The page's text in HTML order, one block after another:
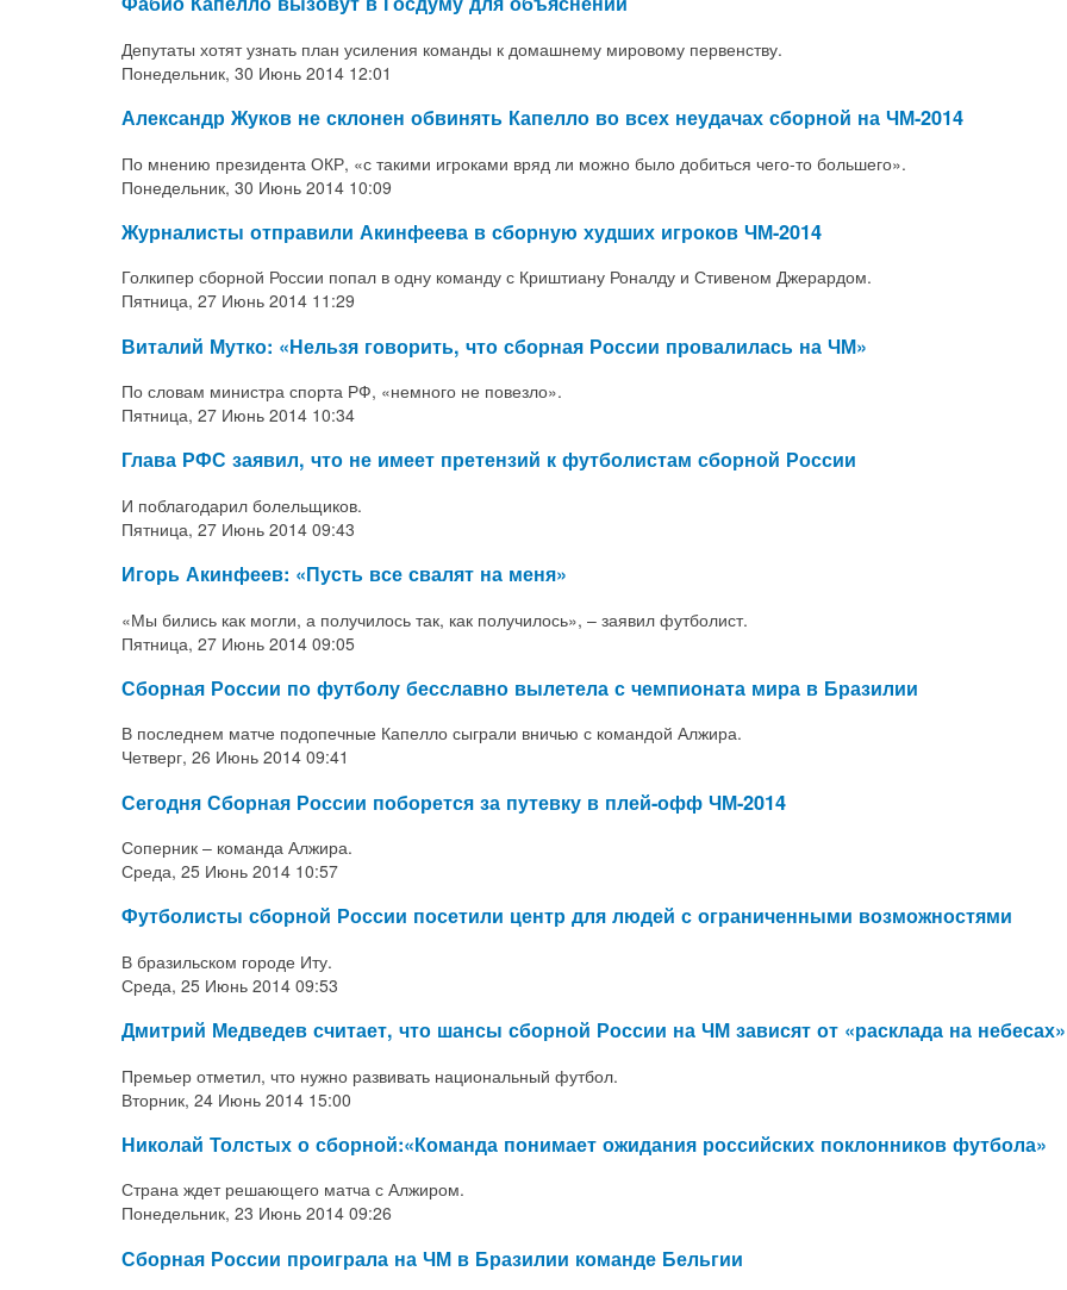
Депутаты хотят узнать план усиления команды к домашнему мировому первенству.
Понедельник, 30 Июнь 2014 12:01
Александр Жуков не склонен обвинять Капелло во всех неудачах сборной на ЧМ-2014
По мнению президента ОКР, «с такими игроками вряд ли можно было добиться чего-то большего».
Понедельник, 30 Июнь 2014 10:09
Журналисты отправили Акинфеева в сборную худших игроков ЧМ-2014
Голкипер сборной России попал в одну команду с Криштиану Роналду и Стивеном Джерардом.
Пятница, 27 Июнь 2014 11:29
Виталий Мутко: «Нельзя говорить, что сборная России провалилась на ЧМ»
По словам министра спорта РФ, «немного не повезло».
Пятница, 27 Июнь 2014 10:34
Глава РФС заявил, что не имеет претензий к футболистам сборной России
И поблагодарил болельщиков.
Пятница, 27 Июнь 2014 09:43
Игорь Акинфеев: «Пусть все свалят на меня»
«Мы бились как могли, а получилось так, как получилось», – заявил футболист.
Пятница, 27 Июнь 2014 09:05
Сборная России по футболу бесславно вылетела с чемпионата мира в Бразилии
В последнем матче подопечные Капелло сыграли вничью с командой Алжира.
Четверг, 26 Июнь 2014 09:41
Сегодня Сборная России поборется за путевку в плей-офф ЧМ-2014
Соперник – команда Алжира.
Среда, 25 Июнь 2014 10:57
Футболисты сборной России посетили центр для людей с ограниченными возможностями
В бразильском городе Иту.
Среда, 25 Июнь 2014 09:53
Дмитрий Медведев считает, что шансы сборной России на ЧМ зависят от «расклада на небесах»
Премьер отметил, что нужно развивать национальный футбол.
Вторник, 24 Июнь 2014 15:00
Николай Толстых о сборной:«Команда понимает ожидания российских поклонников футбола»
Страна ждет решающего матча с Алжиром.
Понедельник, 23 Июнь 2014 09:26
Сборная России проиграла на ЧМ в Бразилии команде Бельгии